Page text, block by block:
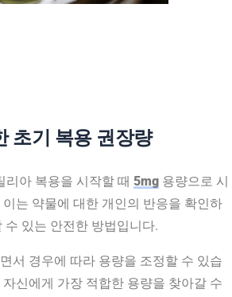
초기 복용 권장량
아 복용을 시작할 때 5mg 용량으로 시
는 약물에 대한 개인의 반응을 확인하
수 있는 안전한 방법입니다.
서 경우에 따라 용량을 조정할 수 있습
신에게 가장 적합한 용량을 찾아갈 수